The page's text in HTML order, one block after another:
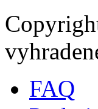
FAQ